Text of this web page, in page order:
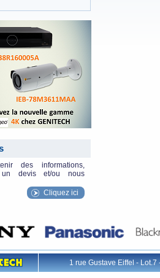
des informations,
un devis et/ou nous
Cliquez ici
1 rue Gustave Eiffel -